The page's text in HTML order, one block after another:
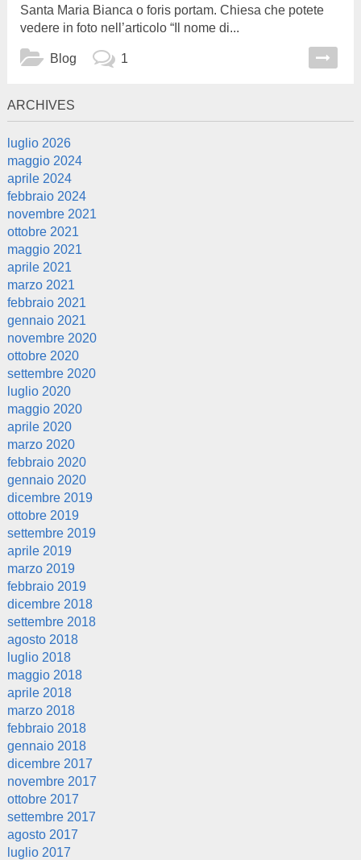
Santa Maria Bianca o foris portam. Chiesa che potete
vedere in foto nell’articolo “Il nome di...
Blog 1
ARCHIVES
luglio 2026
maggio 2024
aprile 2024
febbraio 2024
novembre 2021
ottobre 2021
maggio 2021
aprile 2021
marzo 2021
febbraio 2021
gennaio 2021
novembre 2020
ottobre 2020
settembre 2020
luglio 2020
maggio 2020
aprile 2020
marzo 2020
febbraio 2020
gennaio 2020
dicembre 2019
ottobre 2019
settembre 2019
aprile 2019
marzo 2019
febbraio 2019
dicembre 2018
settembre 2018
agosto 2018
luglio 2018
maggio 2018
aprile 2018
marzo 2018
febbraio 2018
gennaio 2018
dicembre 2017
novembre 2017
ottobre 2017
settembre 2017
agosto 2017
luglio 2017